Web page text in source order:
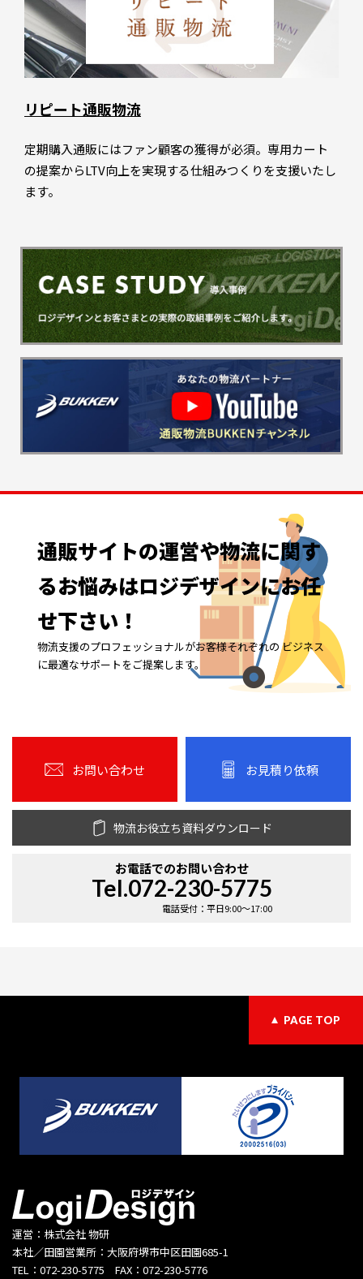
リピート通販物流
定期購入通販にはファン顧客の獲得が必須。専用カート
の提案からLTV向上を実現する仕組みつくりを支援いたし
ます。
通販サイトの運営や物流に関す
るお悩みはロジデザインにお任
せ下さい！
物流支援のプロフェッショナルがお客様それぞれの ビジネス
に最適なサポートをご提案します。
お問い合わせ お見積り依頼
物流お役立ち資料ダウンロード
お電話でのお問い合わせ
Tel.072-230-5775
電話受付：平日9:00〜17:00
PAGE TOP
運営：株式会社 物研
本社／田園営業所：大阪府堺市中区田園685-1
TEL：072-230-5775 FAX：072-230-5776